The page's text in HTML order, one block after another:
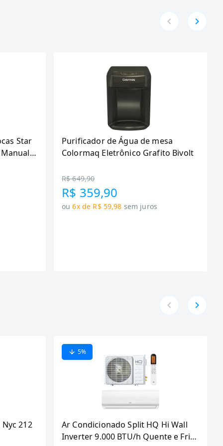
Star
Purificador de Água de mesa
Colormaq Eletrônico Grafito Bivolt
R$ 649,90
R$ 359,90
ou 6x de R$ 59,98 sem juros
212
5%
Ar Condicionado Split HQ Hi Wall
Inverter 9.000 BTU/h Quente e Frio